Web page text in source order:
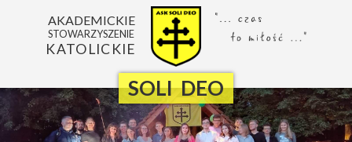
SOLI DEO
AKADEMICKIE
STOWARZYSZENIE
KATOLICKIE